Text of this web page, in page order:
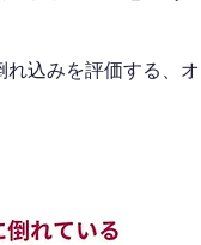
れ込みを評価する、オ